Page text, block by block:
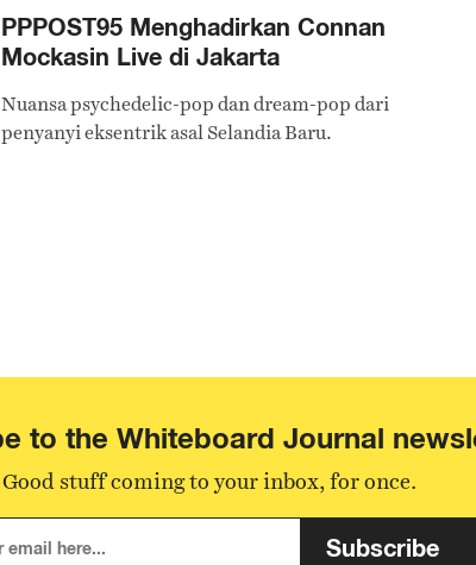
PPPOST95 Menghadirkan Connan
Mockasin Live di Jakarta
Nuansa psychedelic-pop dan dream-pop dari
penyanyi eksentrik asal Selandia Baru.
to the Whiteboard Journal
Good stuff coming to your inbox, for once.
Subscribe